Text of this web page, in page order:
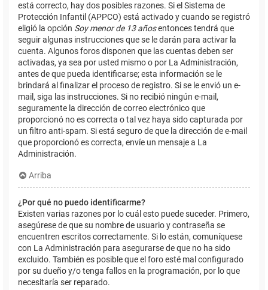
está correcto, hay dos posibles razones. Si el Sistema de
Protección Infantil (APPCO) está activado y cuando se registró
eligió la opción Soy menor de 13 añosentonces tendrá que
seguir algunas instrucciones que se le darán para activar la
cuenta. Algunos foros disponen que las cuentas deben ser
activadas, ya sea por usted mismo o por La Administración,
antes de que pueda identificarse; esta información se le
brindará al finalizar el proceso de registro. Si se le envió un e-
mail, siga las instrucciones. Si no recibió ningún e-mail,
seguramente la dirección de correo electrónico que
proporcionó no es correcta o tal vez haya sido capturada por
un filtro anti-spam. Si está seguro de que la dirección de e-mail
que proporcionó es correcta, envíe un mensaje a La
Administración.
Arriba
¿Por qué no puedo identificarme?
Existen varias razones por lo cuál esto puede suceder. Primero,
asegúrese de que su nombre de usuario y contraseña se
encuentren escritos correctamente. Si lo están, comuníquese
con La Administración para asegurarse de que no ha sido
excluido. También es posible que el foro esté mal configurado
por su dueño y/o tenga fallos en la programación, por lo que
necesitaría ser reparado.